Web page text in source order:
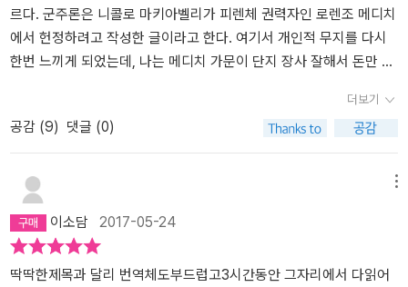
르다. 군주론은 니콜로 마키아벨리가 피렌체 권력자인 로렌조 메디치
에서 헌정하려고 작성한 글이라고 한다. 여기서 개인적 무지를 다시
한번 느끼게 되었는데, 나는 메디치 가문이 단지 장사 잘해서 돈만 많
문이었다는 것을 새롭게 알게 되었다. 이 책을 통해 군주론의 내용 외
에도 유럽역사 특히 이탈리아 역사에 관심이 생겼다. 왜 마키아벨리
는 군주론을 쓰게 되었을까? 아마 그 시절 이탈리아의 참담한 현실과
도 관련이 있을 것이다. 이탈리아는 하나의 통일왕국이 이루지 못하
고 다양한 도시국가로 분열되어 있었다. 이렇다 보니까 강력한 통일
왕조를 이룬 외세 영향에 하나로 집결되지 못하고 휘둘리게 된다. 이
탈리아 사상가인 마키아벨리는 이런 이탈리아의 실상을 자각하며 군
주론을 쓰지 않았나 싶다. 로마시대처럼 강력한 통일국가를 꿈꾸며
더보기
공감 (9) 댓글 (0)
이소담 2017-05-24
딱딱한제목과 달리 번역체도부드럽고3시간동안 그자리에서 다읽어